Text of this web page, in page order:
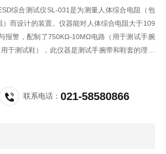
综合测试仪SL-031是为测量人体综合电阻（包
而设计的装置。仪器能对人体综合电阻大于109
报警，配制了750KΩ-10MΩ电路（用于测试手腕
于测试鞋），此仪器是测试手腕带和鞋套的理想
联系电话：021-58580866